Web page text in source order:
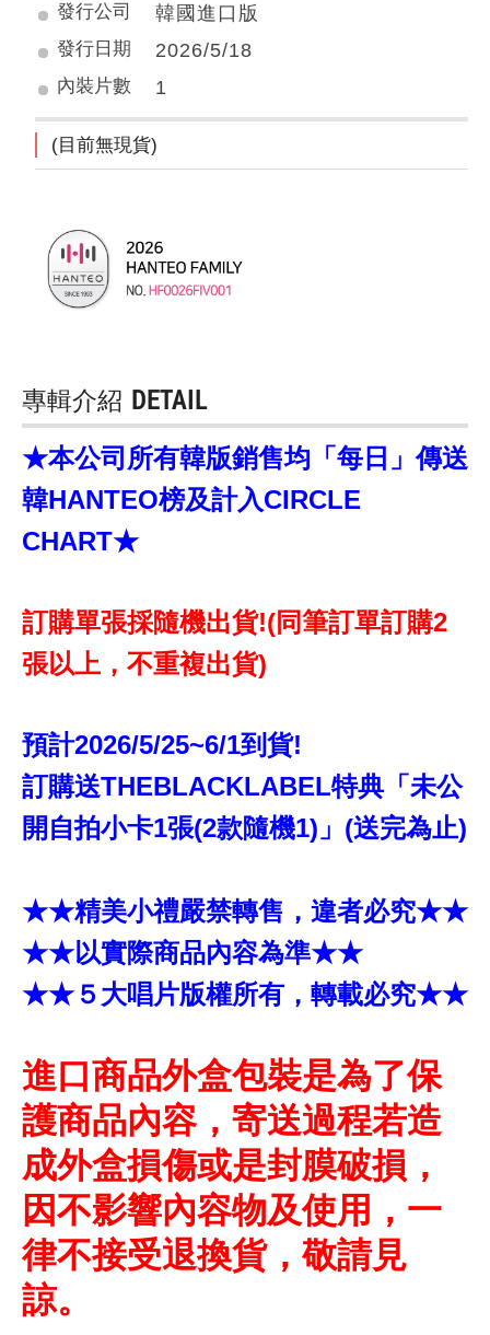
發行公司
韓國進口版
發行日期 2026/5/18
內裝片數 1
(目前無現貨)
專輯介紹 DETAIL
★本公司所有韓版銷售均「每日」傳送
韓HANTEO榜及計入CIRCLE
CHART★
訂購單張採隨機出貨!(同筆訂單訂購2
張以上，不重複出貨)
預計2026/5/25~6/1到貨!
訂購送THEBLACKLABEL特典「未公
開自拍小卡1張(2款隨機1)」(送完為止)
★★精美小禮嚴禁轉售，違者必究★★
★★以實際商品內容為準★★
★★５大唱片版權所有，轉載必究★★
進口商品外盒包裝是為了保
護商品內容，寄送過程若造
成外盒損傷或是封膜破損，
因不影響內容物及使用，一
律不接受退換貨，敬請見
諒。